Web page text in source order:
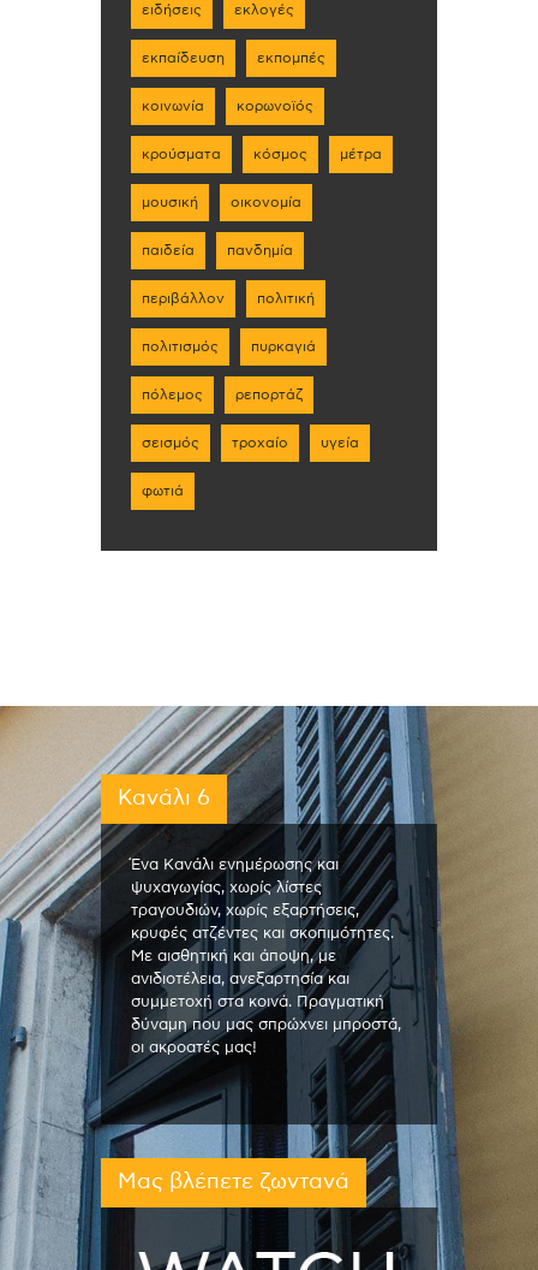
ειδήσεις εκλογές
εκπαίδευση εκπομπές
κοινωνία κορωνοϊός
κρούσματα κόσμος μέτρα
μουσική οικονομία
παιδεία πανδημία
περιβάλλον πολιτική
πολιτισμός πυρκαγιά
πόλεμος ρεπορτάζ
σεισμός τροχαίο υγεία
φωτιά
Κανάλι 6
Ένα Κανάλι ενημέρωσης και
ψυχαγωγίας, χωρίς λίστες
τραγουδιών, χωρίς εξαρτήσεις,
κρυφές ατζέντες και σκοπιμότητες.
Με αισθητική και άποψη, με
ανιδιοτέλεια, ανεξαρτησία και
συμμετοχή στα κοινά. Πραγματική
δύναμη που μας σπρώχνει μπροστά,
οι ακροατές μας!
Μας βλέπετε ζωντανά